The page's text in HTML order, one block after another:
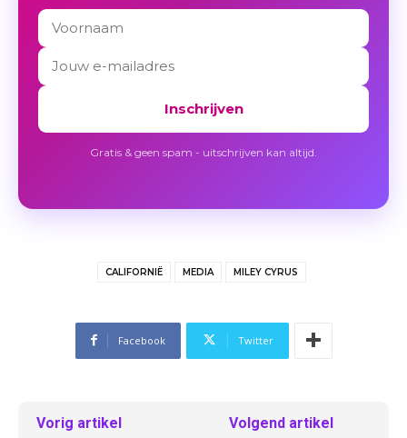
Inschrijven
Gratis & geen spam - uitschrijven kan altijd.
CALIFORNIË MEDIA MILEY CYRUS
Facebook Twitter
Vorig artikel Volgend artikel